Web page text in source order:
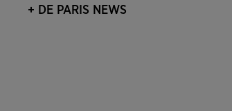
+ DE PARIS NEWS